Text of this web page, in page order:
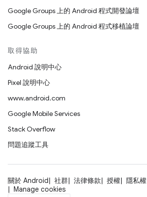
Google Groups 上的 Android 程式開發論壇
Google Groups 上的 Android 程式移植論壇
取得協助
Android 說明中心
Pixel 說明中心
www.android.com
Google Mobile Services
Stack Overflow
問題追蹤工具
關於 Android 社群 法律條款 授權 隱私權
Manage cookies